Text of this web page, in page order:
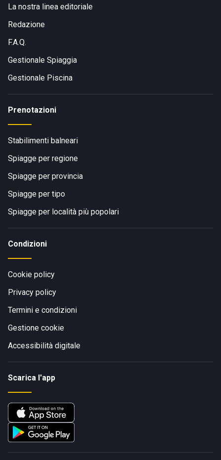
La nostra linea editoriale
Redazione
F.A.Q.
Gestionale Spiaggia
Gestionale Piscina
Prenotazioni
Stabilimenti balneari
Spiagge per regione
Spiagge per provincia
Spiagge per tipo
Spiagge per località più popolari
Condizioni
Cookie policy
Privacy policy
Termini e condizioni
Gestione cookie
Accessibilità digitale
Scarica l'app